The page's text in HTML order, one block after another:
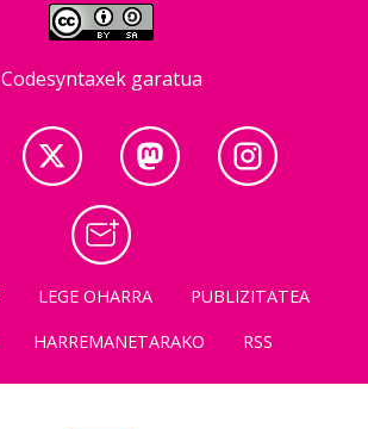
Codesyntaxek garatua
LEGE OHARRA
PUBLIZITATEA
HARREMANETARAKO RSS